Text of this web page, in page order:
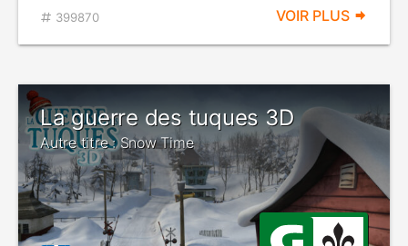
399870 VOIR PLUS
La guerre des tuques 3D
Autre titre : Snow Time